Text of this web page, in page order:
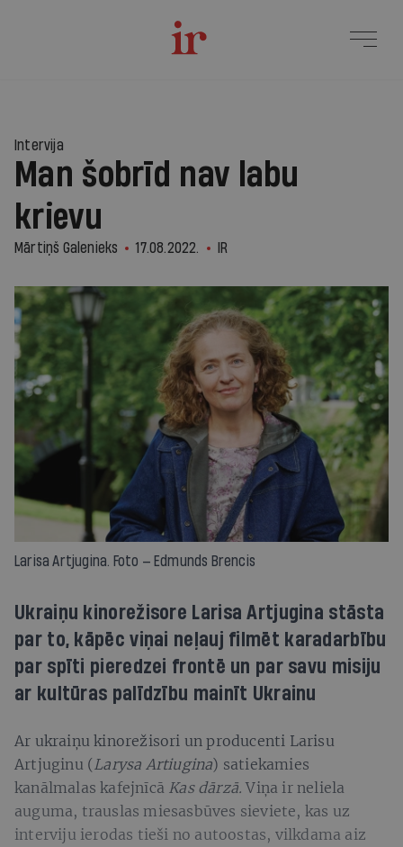
Intervija
Man šobrīd nav labu
krievu
Mārtiņš Galenieks 17.08.2022. IR
Larisa Artjugina. Foto — Edmunds Brencis
Ukraiņu kinorežisore Larisa Artjugina stāsta
par to, kāpēc viņai neļauj filmēt karadarbību
par spīti pieredzei frontē un par savu misiju
ar kultūras palīdzību mainīt Ukrainu
Ar ukraiņu kinorežisori un producenti Larisu
Artjuginu ( Larysa Artiugina) satiekamies
kanālmalas kafejnīcā Kas dārzā.Viņa ir neliela
auguma, trauslas miesasbūves sieviete, kas uz
interviju ierodas tieši no autoostas, vilkdama aiz